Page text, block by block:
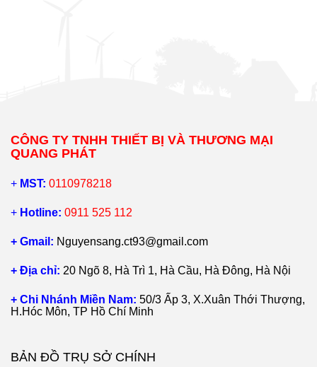
CÔNG TY TNHH THIẾT BỊ VÀ THƯƠNG MẠI
QUANG PHÁT
+ MST: 0110978218
+ Hotline: 0911 525 112
+ Gmail: Nguyensang.ct93@gmail.com
+ Địa chỉ: 20 Ngõ 8, Hà Trì 1, Hà Cầu, Hà Đông, Hà Nội
+ Chi Nhánh Miền Nam: 50/3 Ấp 3, X.Xuân Thới Thượng,
H.Hóc Môn, TP Hồ Chí Minh
BẢN ĐỒ TRỤ SỞ CHÍNH